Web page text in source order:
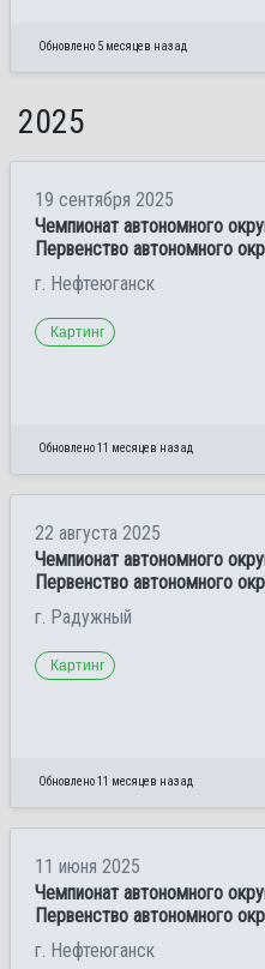
Обновлено 5 месяцев назад
2025
19 сентября 2025
Чемпионат автономного
Первенство автономного
г. Нефтеюганск
Картинг
Обновлено 11 месяцев назад
22 августа 2025
Чемпионат автономного
Первенство автономного
г. Радужный
Картинг
Обновлено 11 месяцев назад
11 июня 2025
Чемпионат автономного
Первенство автономного
г. Нефтеюганск